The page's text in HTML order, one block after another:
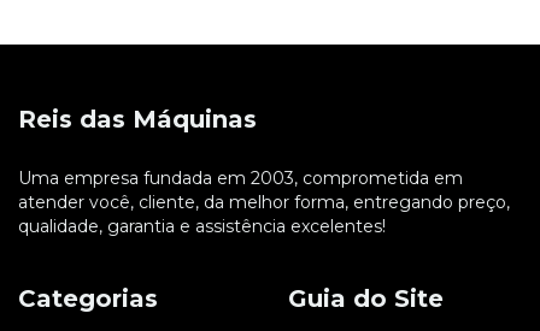
Reis das Máquinas
Uma empresa fundada em 2003, comprometida em
atender você, cliente, da melhor forma, entregando preço,
qualidade, garantia e assistência excelentes!
Categorias Guia do Site